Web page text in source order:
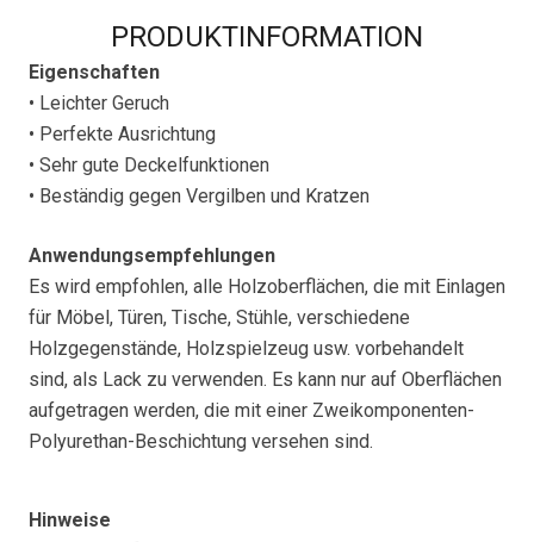
PRODUKTINFORMATION
Eigenschaften
• Leichter Geruch
• Perfekte Ausrichtung
• Sehr gute Deckelfunktionen
• Beständig gegen Vergilben und Kratzen
Anwendungsempfehlungen
Es wird empfohlen, alle Holzoberflächen, die mit Einlagen
für Möbel, Türen, Tische, Stühle, verschiedene
Holzgegenstände, Holzspielzeug usw. vorbehandelt
sind, als Lack zu verwenden. Es kann nur auf Oberflächen
aufgetragen werden, die mit einer Zweikomponenten-
Polyurethan-Beschichtung versehen sind.
Hinweise